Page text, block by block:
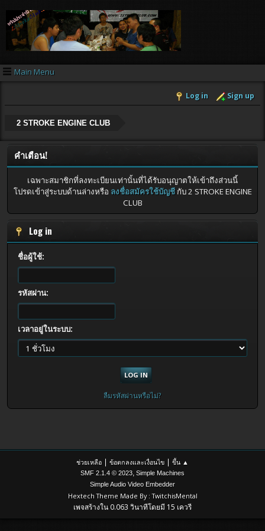
Main Menu
Log in Sign up
2 STROKE ENGINE CLUB
คำเตือน!
เฉพาะสมาชิกที่ลงทะเบียนเท่านั้นที่ได้รับอนุญาตให้เข้าถึงส่วนนี้
โปรดเข้าสู่ระบบด้านล่างหรือ ลงชื่อสมัครใช้บัญชีกับ 2 STROKE ENGINE
CLUB
Log in
ชื่อผู้ใช้:
รหัสผ่าน:
เวลาอยู่ในระบบ:
ลืมรหัสผ่านหรือไม่?
ช่วยเหลือ | ข้อตกลงและเงื่อนไข | ขึ้น ▲
SMF 2.1.4 © 2023, Simple Machines
Simple Audio Video Embedder
Hextech Theme Made By : TwitchisMental
เพจสร้างใน 0.063 วินาทีโดยมี 15 เควรี